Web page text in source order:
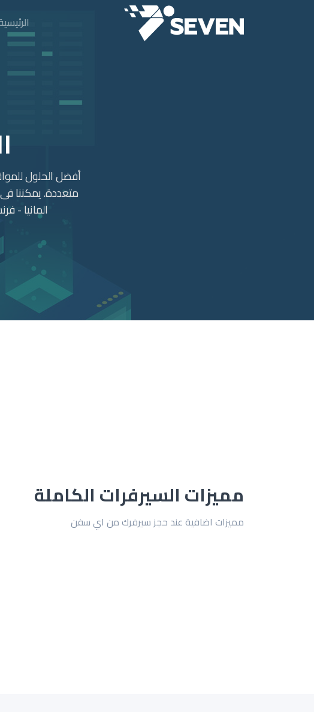
أفضل الحلول
متعددة. يمكننا
المانيا -
مميزات السيرفرات الكاملة
مميزات اضافية عند حجز سيرفرك من اي سفن